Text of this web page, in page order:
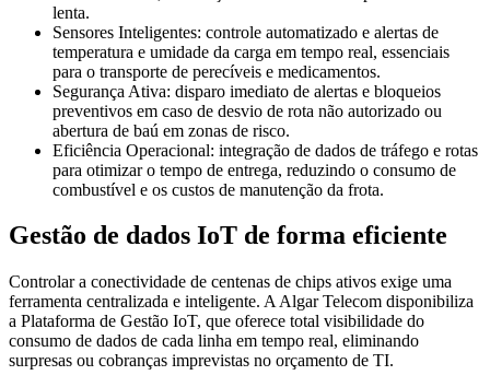
lenta.
Sensores Inteligentes: controle automatizado e alertas de
temperatura e umidade da carga em tempo real, essenciais
para o transporte de perecíveis e medicamentos.
Segurança Ativa: disparo imediato de alertas e bloqueios
preventivos em caso de desvio de rota não autorizado ou
abertura de baú em zonas de risco.
Eficiência Operacional: integração de dados de tráfego e rotas
para otimizar o tempo de entrega, reduzindo o consumo de
combustível e os custos de manutenção da frota.
Gestão de dados IoT de forma eficiente
Controlar a conectividade de centenas de chips ativos exige uma
ferramenta centralizada e inteligente. A Algar Telecom disponibiliza
a Plataforma de Gestão IoT, que oferece total visibilidade do
consumo de dados de cada linha em tempo real, eliminando
surpresas ou cobranças imprevistas no orçamento de TI.